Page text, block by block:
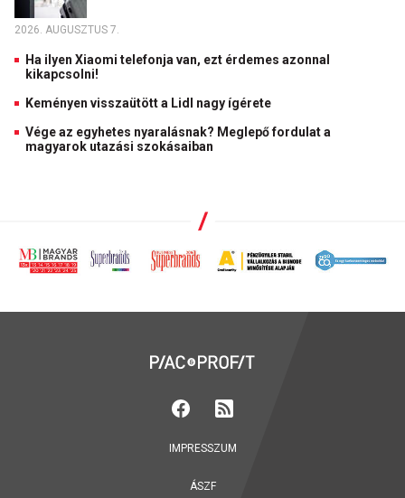
2026. AUGUSZTUS 7.
Ha ilyen Xiaomi telefonja van, ezt érdemes azonnal
kikapcsolni!
Keményen visszaütött a Lidl nagy ígérete
Vége az egyhetes nyaralásnak? Meglepő fordulat a
magyarok utazási szokásaiban
IMPRESSZUM
ÁSZF